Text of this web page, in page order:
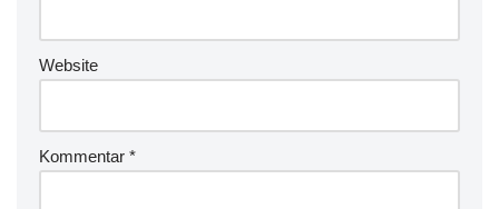
Website
Kommentar *